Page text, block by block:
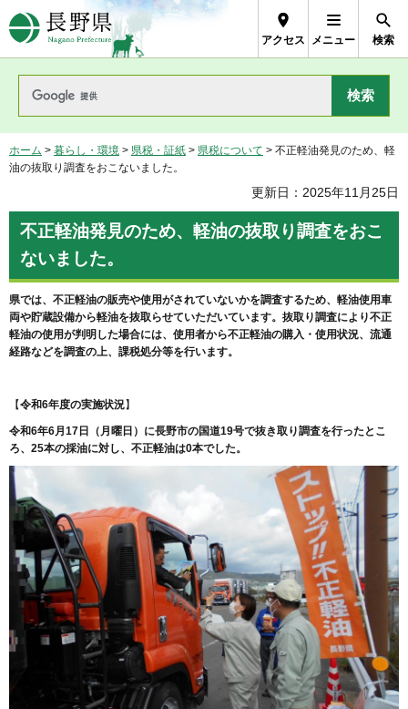
長野県Nagano Prefecture
アクセス メニュー 検索
ホーム > 暮らし・環境 > 県税・証紙 > 県税について > 不正軽油発見のため、軽
油の抜取り調査をおこないました。
更新日：2025年11月25日
不正軽油発見のため、軽油の抜取り調査をおこ
ないました。
県では、不正軽油の販売や使用がされていないかを調査するため、軽油使用車
両や貯蔵設備から軽油を抜取らせていただいています。抜取り調査により不正
軽油の使用が判明した場合には、使用者から不正軽油の購入・使用状況、流通
経路などを調査の上、課税処分等を行います。
【令和6年度の実施状況】
令和6年6月17日（月曜日）に長野市の国道19号で抜き取り調査を行ったとこ
ろ、25本の採油に対し、不正軽油は0本でした。